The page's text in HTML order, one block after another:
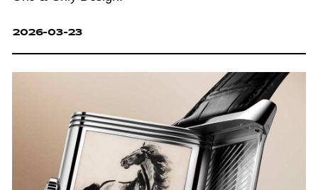
2026-03-23